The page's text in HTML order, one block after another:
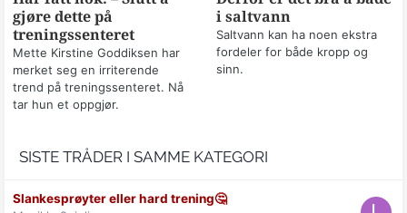
gjøre dette på
treningssenteret
Mette Kirstine Goddiksen har
merket seg en irriterende
trend på treningssenteret. Nå
tar hun et oppgjør.
i saltvann
Saltvann kan ha noen ekstra
fordeler for både kropp og
sinn.
SISTE TRÅDER I SAMME KATEGORI
Slankesprøyter eller hard trening🤔